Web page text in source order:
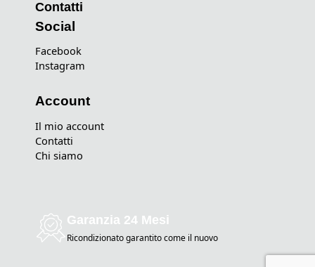
Contatti
Social
Facebook
Instagram
Account
Il mio account
Contatti
Chi siamo
Garanzia 24 Mesi
Ricondizionato garantito come il nuovo